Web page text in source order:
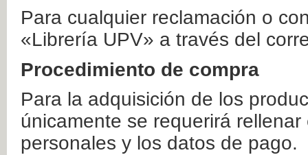
Para cualquier reclamación o
«Librería UPV» a través del
Procedimiento de compra
Para la adquisición de los
únicamente se requerirá
personales y los datos de pago.